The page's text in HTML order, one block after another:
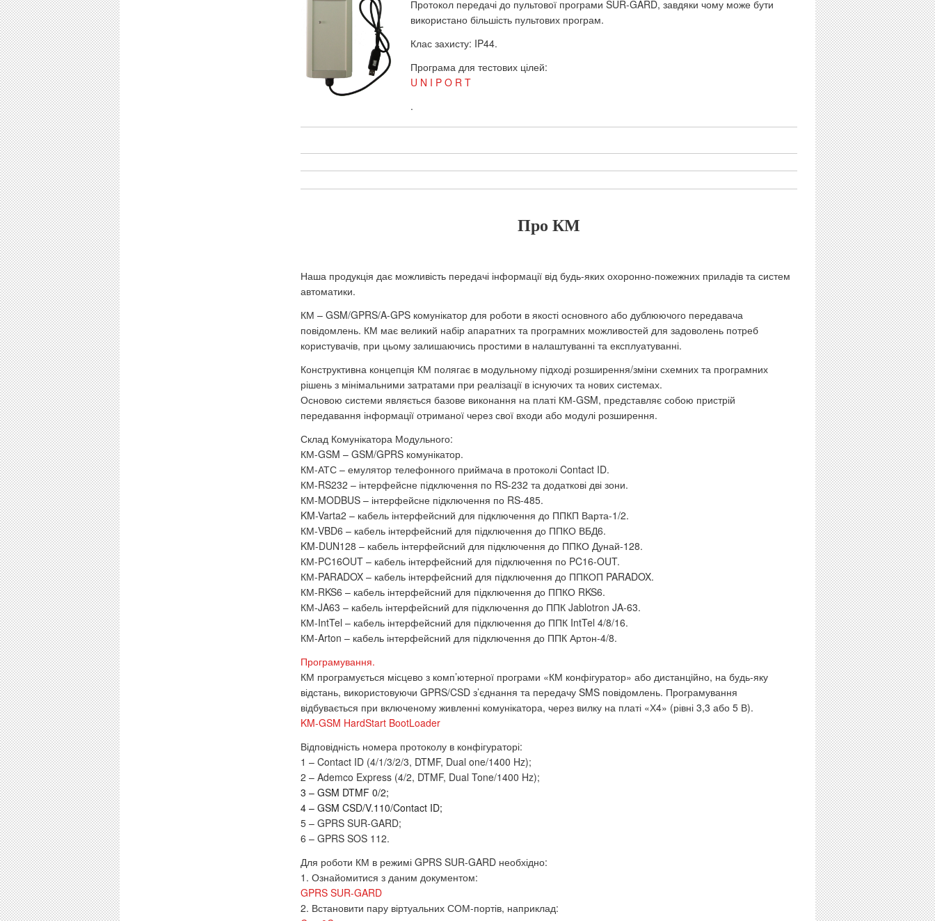
Протокол передачі до пультової програми SUR-GARD, завдяки чому може бути
використано більшість пультових програм.
Клас захисту: IP44.
Програма для тестових цілей:
U N I P O R T
.
Про КМ
Наша продукція дає можливість передачі інформації від будь-яких охоронно-пожежних приладів та систем
автоматики.
КМ – GSM/GPRS/A-GPS комунікатор для роботи в якості основного або дублюючого передавача
повідомлень. КМ має великий набір апаратних та програмних можливостей для задоволень потреб
користувачів, при цьому залишаючись простими в налаштуванні та експлуатуванні.
Конструктивна концепція КМ полягає в модульному підході розширення/зміни схемних та програмних
рішень з мінімальними затратами при реалізації в існуючих та нових системах.
Основою системи являється базове виконання на платі КМ-GSM, представляє собою пристрій
передавання інформації отриманої через свої входи або модулі розширення.
Склад Комунікатора Модульного:
КМ-GSM – GSM/GPRS комунікатор.
КМ-АТС – емулятор телефонного приймача в протоколі Contact ID.
КМ-RS232 – інтерфейсне підключення по RS-232 та додаткові дві зони.
КМ-MODBUS – інтерфейсне підключення по RS-485.
KM-Varta2 – кабель інтерфейсний для підключення до ППКП Варта-1/2.
КМ-VBD6 – кабель інтерфейсний для підключення до ППКО ВБД6.
KM-DUN128 – кабель інтерфейсний для підключення до ППКО Дунай-128.
КМ-PC16OUT – кабель інтерфейсний для підключення по PC16-OUT.
КМ-PARADOX – кабель інтерфейсний для підключення до ППКОП PARADOX.
КМ-RKS6 – кабель інтерфейсний для підключення до ППКО RKS6.
КМ-JA63 – кабель інтерфейсний для підключення до ППК Jablotron JA-63.
КМ-IntTel – кабель інтерфейсний для підключення до ППК IntTel 4/8/16.
КМ-Arton – кабель інтерфейсний для підключення до ППК Артон-4/8.
Програмування.
КМ програмується місцево з комп’ютерної програми «КМ конфігуратор» або дистанційно, на будь-яку
відстань, використовуючи GPRS/CSD з’єднання та передачу SMS повідомлень. Програмування
відбувається при включеному живленні комунікатора, через вилку на платі «Х4» (рівні 3,3 або 5 В).
KM-GSM HardStart BootLoader
Відповідність номера протоколу в конфігураторі:
1 – Contact ID (4/1/3/2/3, DTMF, Dual one/1400 Hz);
2 – Ademco Express (4/2, DTMF, Dual Tone/1400 Hz);
3 – GSM DTMF 0/2;
4 – GSM CSD/V.110/Contact ID;
5 – GPRS SUR-GARD;
6 – GPRS SOS 112.
Для роботи КМ в режимі GPRS SUR-GARD необхідно:
1. Ознайомитися з даним документом:
GPRS SUR-GARD
2. Встановити пару віртуальних СОМ-портів, наприклад: